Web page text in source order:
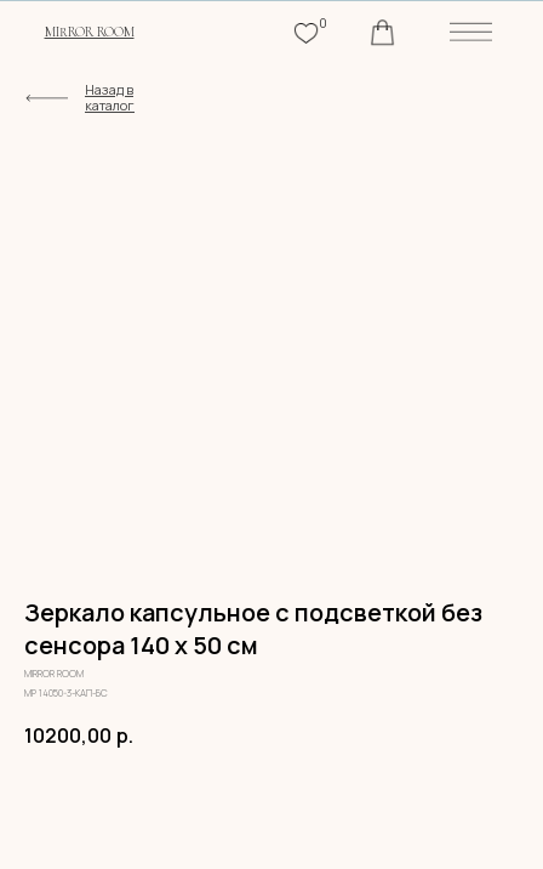
Зеркало капсульное с подсветкой без
сенсора 140 х 50 см
MIRROR ROOM
МР 14050-3-КАП-БС
10200,00 р.